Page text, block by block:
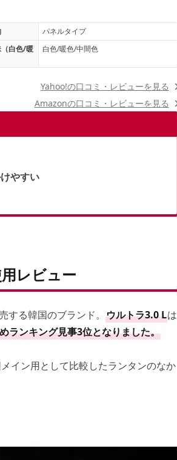
パネルタイプ
白色/暖
白色/暖色/中間色
やすい
Yahoo!の口コミ・レビューを見る
Amazonの口コミ・レビューを見る
レビュー
る韓国のブランド。 ウルトラ3.0 Lは
ランキング見事3位となりました。
イン用として比較したランタンのなか